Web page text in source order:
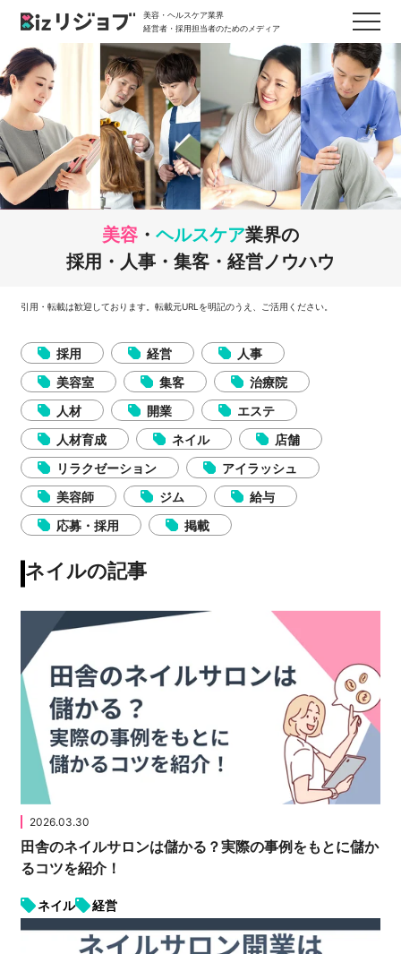
美容・ヘルスケア業界
経営者・採用担当者のためのメディア
美容 ・ ヘルスケア業界の
採用・人事・集客・経営ノウハウ
引用・転載は歓迎しております。転載元URLを明記のうえ、ご活用ください。
採用 経営
人事
美容室
集客
治療院
人材
開業
エステ
人材育成
ネイル
店舗
リラクゼーション
アイラッシュ
美容師
ジム
給与
応募・採用
掲載
ネイルの記事
2026.03.30
田舎のネイルサロンは儲かる？実際の事例をもとに儲か
るコツを紹介！
ネイル 経営